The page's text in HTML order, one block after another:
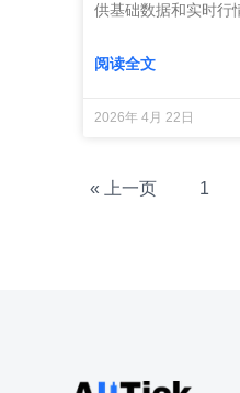
供基础数据和实时
阅读全文
2026年 4月 22日
« 上一页 1